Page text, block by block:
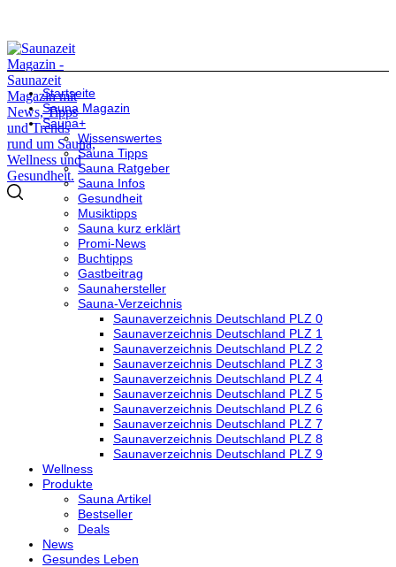
Startseite
Sauna Magazin
Sauna+
Wissenswertes
Sauna Tipps
Sauna Ratgeber
Sauna Infos
Gesundheit
Musiktipps
Sauna kurz erklärt
Promi-News
Buchtipps
Gastbeitrag
Saunahersteller
Sauna-Verzeichnis
Saunaverzeichnis Deutschland PLZ 0
Saunaverzeichnis Deutschland PLZ 1
Saunaverzeichnis Deutschland PLZ 2
Saunaverzeichnis Deutschland PLZ 3
Saunaverzeichnis Deutschland PLZ 4
Saunaverzeichnis Deutschland PLZ 5
Saunaverzeichnis Deutschland PLZ 6
Saunaverzeichnis Deutschland PLZ 7
Saunaverzeichnis Deutschland PLZ 8
Saunaverzeichnis Deutschland PLZ 9
Wellness
Produkte
Sauna Artikel
Bestseller
Deals
News
Gesundes Leben